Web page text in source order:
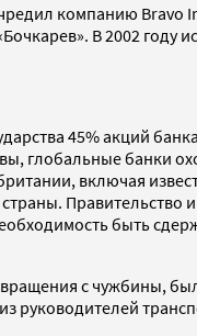
компанию
В 2002 году
45% акций
глобальные банки
включая
Правительство
быть
с чужбины,
руководителей